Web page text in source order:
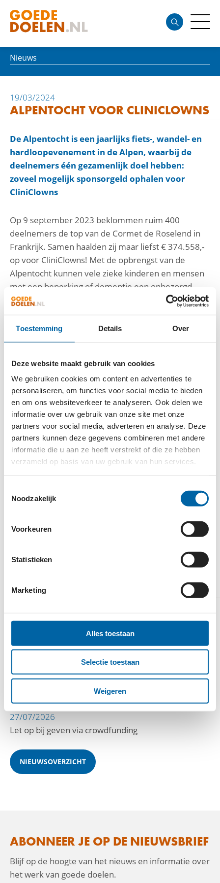
Toestemming Details Over
Deze website maakt gebruik van cookies
We gebruiken cookies om content en advertenties te
personaliseren, om functies voor social media te bieden
en om ons websiteverkeer te analyseren. Ook delen we
informatie over uw gebruik van onze site met onze
partners voor social media, adverteren en analyse. Deze
partners kunnen deze gegevens combineren met andere
informatie die u aan ze heeft verstrekt of die ze hebben
verzameld op basis van uw gebruik van hun services.
Noodzakelijk
Voorkeuren
Statistieken
Marketing
Alles toestaan
Selectie toestaan
Weigeren
Nieuws
19/03/2024
ALPENTOCHT VOOR CLINICLOWNS
De Alpentocht is een jaarlijks fiets-, wandel- en
hardloopevenement in de Alpen, waarbij de
deelnemers één gezamenlijk doel hebben:
zoveel mogelijk sponsorgeld ophalen voor
CliniClowns
Op 9 september 2023 beklommen ruim 400
deelnemers de top van de Cormet de Roselend in
Frankrijk. Samen haalden zij maar liefst € 374.558,-
op voor CliniClowns! Met de opbrengst van de
Alpentocht kunnen vele zieke kinderen en mensen
met een beperking of dementie een onbezorgd
moment ervaren. Wij zijn alle deelnemers,
vrijwilligers en sponsors enorm dankbaar!
weten over de Alpentocht? Bekijk de website
Bron:CliniClowns
VOLGENDE
NIEUWS
03/08/2026
Millennials willen verbod op tabaks- en
vapeindustrie
30/07/2026
Stichting KaNSCentraal steunt de Leprastichting
27/07/2026
Let op bij geven via crowdfunding
NIEUWSOVERZICHT
ABONNEER JE OP DE NIEUWSBRIEF
Blijf op de hoogte van het nieuws en informatie over
het werk van goede doelen.